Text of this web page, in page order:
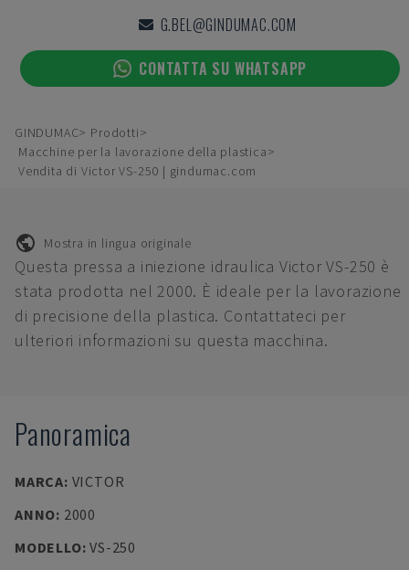
G.BEL@GINDUMAC.COM
CONTATTA SU WHATSAPP
GINDUMAC
Prodotti
Macchine per la lavorazione della plastica
Vendita di Victor VS-250 | gindumac.com
Mostra in lingua originale
Questa pressa a iniezione idraulica Victor VS-250 è
stata prodotta nel 2000. È ideale per la lavorazione
di precisione della plastica. Contattateci per
ulteriori informazioni su questa macchina.
Panoramica
MARCA: VICTOR
ANNO: 2000
MODELLO:VS-250